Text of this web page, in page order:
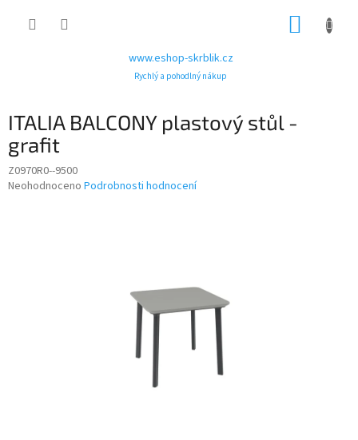
www.eshop-skrblik.cz
Rychlý a pohodlný nákup
ITALIA BALCONY plastový stůl -
grafit
Z0970R0--9500
Průměrné
Neohodnoceno Podrobnosti hodnocení